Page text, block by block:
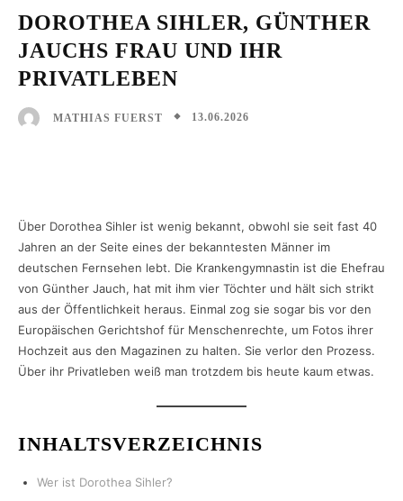
DOROTHEA SIHLER, GÜNTHER
JAUCHS FRAU UND IHR
PRIVATLEBEN
MATHIAS FUERST 13.06.2026
Über Dorothea Sihler ist wenig bekannt, obwohl sie seit fast 40
Jahren an der Seite eines der bekanntesten Männer im
deutschen Fernsehen lebt. Die Krankengymnastin ist die Ehefrau
von Günther Jauch, hat mit ihm vier Töchter und hält sich strikt
aus der Öffentlichkeit heraus. Einmal zog sie sogar bis vor den
Europäischen Gerichtshof für Menschenrechte, um Fotos ihrer
Hochzeit aus den Magazinen zu halten. Sie verlor den Prozess.
Über ihr Privatleben weiß man trotzdem bis heute kaum etwas.
INHALTSVERZEICHNIS
Wer ist Dorothea Sihler?